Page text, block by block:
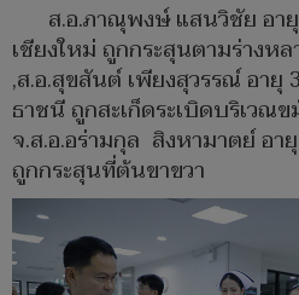
ส.อ.ภาณุพงษ์ แสนวิชัย อา
เชียงใหม่ ถูกกระสุนตามร่างห
,ส.อ.สุขสันต์ เพียงสุวรรณ์ อายุ
ธาชนี ถูกสะเก็ดระเบิดบริเวณ
จ.ส.อ.อร่ามกุล สิงหามาตย์ อ
ถูกกระสุนที่ต้นขาขวา